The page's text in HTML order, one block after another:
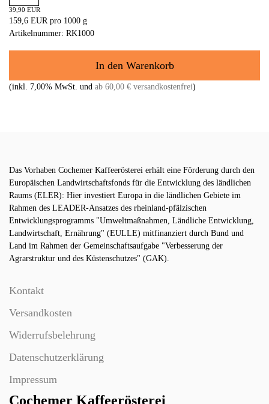
39,90 EUR
159,6 EUR pro 1000 g
Artikelnummer: RK1000
(inkl. 7,00% MwSt. und ab 60,00 € versandkostenfrei)
Das Vorhaben Cochemer Kaffeerösterei erhält eine Förderung durch den
Europäischen Landwirtschaftsfonds für die Entwicklung des ländlichen
Raums (ELER): Hier investiert Europa in die ländlichen Gebiete im
Rahmen des LEADER-Ansatzes des rheinland-pfälzischen
Entwicklungsprogramms "Umweltmaßnahmen, Ländliche Entwicklung,
Landwirtschaft, Ernährung" (EULLE) mitfinanziert durch Bund und
Land im Rahmen der Gemeinschaftsaufgabe "Verbesserung der
Agrarstruktur und des Küstenschutzes" (GAK).
Kontakt
Versandkosten
Widerrufsbelehrung
Datenschutzerklärung
Impressum
Cochemer Kaffeerösterei